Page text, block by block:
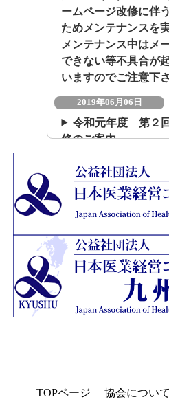
ームページ改修に伴
ためメンテナンスを
メンテナンス中はメ
できない等不具合が
いますのでご注意下さ
2019年06月06日
令和元年度 第２
修のご案内
TOPページ 協会について